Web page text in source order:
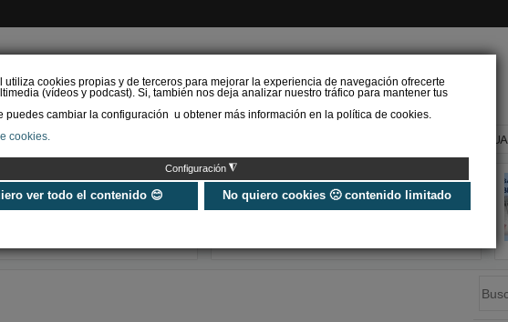
utiliza cookies propias y de terceros para mejorar la experiencia de navegación ofrecerte
(vídeos y podcast). Si, también nos deja analizar nuestro tráfico para mantener tus
puedes cambiar la configuración u obtener más información en la política de cookies.
cookies.
Configuración ◮
ver todo el contenido 😊 No quiero cookies 🙁 contenido limitado
RENOVABLES BAÑO Y AGUA
Universo Aniversario - Un
año, muchos momentos
Verifactu en
climatización: qué le va a
exigir la ley a tu
u